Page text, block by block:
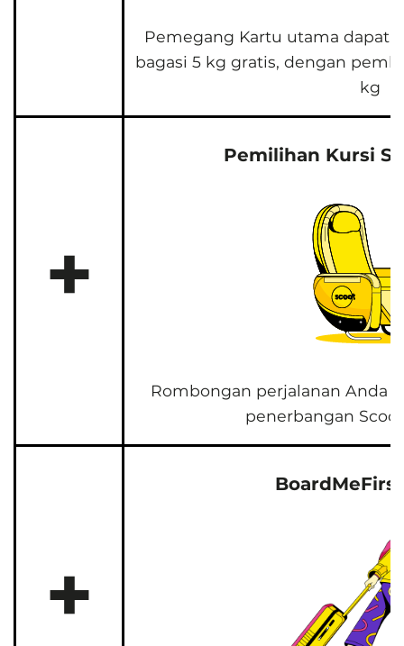
Pemegang Kartu utama dapat
bagasi 5 kg gratis, dengan
kg
+
Pemilihan Kursi
Rombongan perjalanan Anda
penerbangan
+